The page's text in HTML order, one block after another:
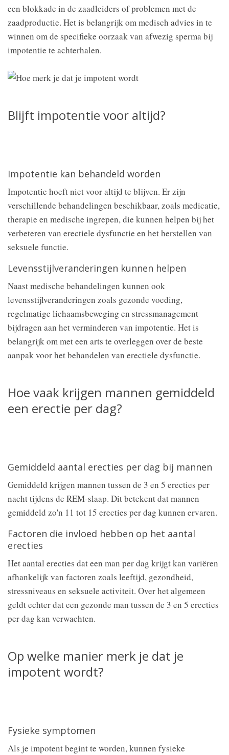
een blokkade in de zaadleiders of problemen met de
zaadproductie. Het is belangrijk om medisch advies in te
winnen om de specifieke oorzaak van afwezig sperma bij
impotentie te achterhalen.
Blijft impotentie voor altijd?
Impotentie kan behandeld worden
Impotentie hoeft niet voor altijd te blijven. Er zijn
verschillende behandelingen beschikbaar, zoals medicatie,
therapie en medische ingrepen, die kunnen helpen bij het
verbeteren van erectiele dysfunctie en het herstellen van
seksuele functie.
Levensstijlveranderingen kunnen helpen
Naast medische behandelingen kunnen ook
levensstijlveranderingen zoals gezonde voeding,
regelmatige lichaamsbeweging en stressmanagement
bijdragen aan het verminderen van impotentie. Het is
belangrijk om met een arts te overleggen over de beste
aanpak voor het behandelen van erectiele dysfunctie.
Hoe vaak krijgen mannen gemiddeld
een erectie per dag?
Gemiddeld aantal erecties per dag bij mannen
Gemiddeld krijgen mannen tussen de 3 en 5 erecties per
nacht tijdens de REM-slaap. Dit betekent dat mannen
gemiddeld zo'n 11 tot 15 erecties per dag kunnen ervaren.
Factoren die invloed hebben op het aantal
erecties
Het aantal erecties dat een man per dag krijgt kan variëren
afhankelijk van factoren zoals leeftijd, gezondheid,
stressniveaus en seksuele activiteit. Over het algemeen
geldt echter dat een gezonde man tussen de 3 en 5 erecties
per dag kan verwachten.
Op welke manier merk je dat je
impotent wordt?
Fysieke symptomen
Als je impotent begint te worden, kunnen fysieke